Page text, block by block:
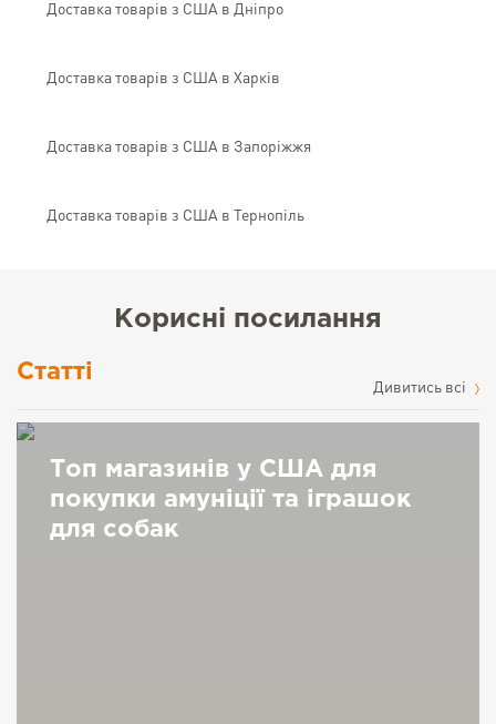
Доставка товарів з США в Дніпро
Доставка товарів з США в Харків
Доставка товарів з США в Запоріжжя
Доставка товарів з США в Тернопіль
Корисні посилання
Статті
Дивитись всі
Топ магазинів у США для
покупки амуніції та іграшок
для собак